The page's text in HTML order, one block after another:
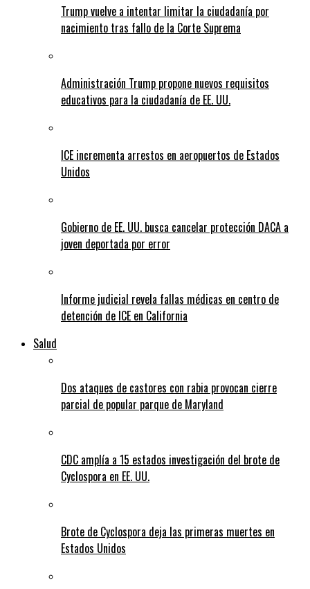
Trump vuelve a intentar limitar la ciudadanía por
nacimiento tras fallo de la Corte Suprema
Administración Trump propone nuevos requisitos
educativos para la ciudadanía de EE. UU.
ICE incrementa arrestos en aeropuertos de Estados
Unidos
Gobierno de EE. UU. busca cancelar protección DACA a
joven deportada por error
Informe judicial revela fallas médicas en centro de
detención de ICE en California
Salud
Dos ataques de castores con rabia provocan cierre
parcial de popular parque de Maryland
CDC amplía a 15 estados investigación del brote de
Cyclospora en EE. UU.
Brote de Cyclospora deja las primeras muertes en
Estados Unidos